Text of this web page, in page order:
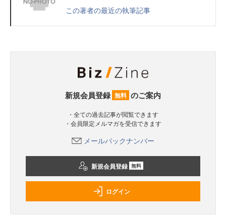
この著者の最近の執筆記事
新規会員登録 無料 のご案内
・全ての過去記事が閲覧できます
・会員限定メルマガを受信できます
メールバックナンバー
新規会員登録 無料
ログイン